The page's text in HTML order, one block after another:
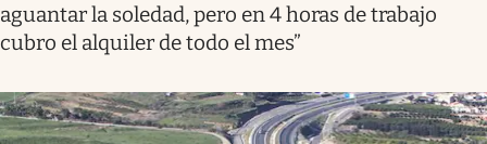
aguantar la soledad, pero en 4 horas de trabajo
cubro el alquiler de todo el mes”